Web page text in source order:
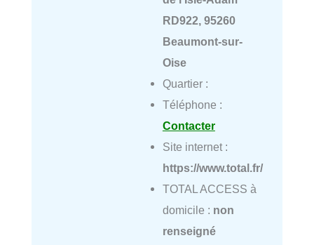
RD922, 95260
Beaumont-sur-
Oise
Quartier :
Téléphone :
Contacter
Site internet :
https://www.total.fr/
TOTAL ACCESS à
domicile : non
renseigné